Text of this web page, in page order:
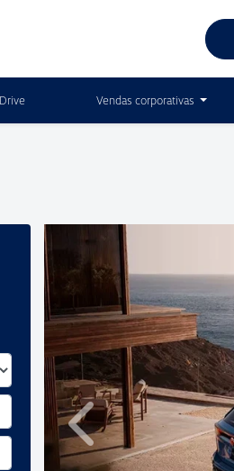
Vendas corporativas
Anterior